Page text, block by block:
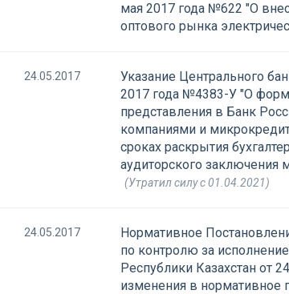
мая 2017 года №622 "О
оптового рынка
24.05.2017
Указание Центрального
2017 года №4383-У "О
представления в Банк
компаниями и
сроках раскрытия
аудиторского
(Утратил силу с 01.04.2021)
24.05.2017
Нормативное
по контролю за
Республики Казахстан от
изменения в нормативное